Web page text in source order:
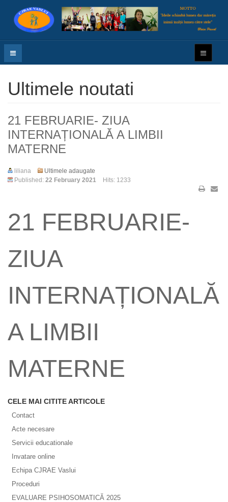
Ultimele noutati
21 FEBRUARIE- ZIUA
INTERNAȚIONALĂ A LIMBII
MATERNE
liliana
Ultimele adaugate
Published: 22 February 2021 Hits: 1233
21 FEBRUARIE-
ZIUA
INTERNAȚIONALĂ
A LIMBII
MATERNE
CELE MAI CITITE ARTICOLE
Contact
Acte necesare
Servicii educationale
Invatare online
Echipa CJRAE Vaslui
Proceduri
EVALUARE PSIHOSOMATICĂ 2025